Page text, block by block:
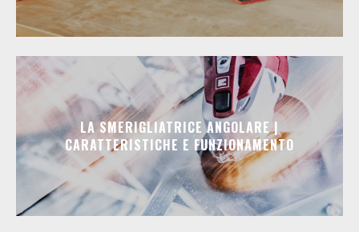
LA SMERIGLIATRICE ANGOLARE |
CARATTERISTICHE E FUNZIONAMENTO